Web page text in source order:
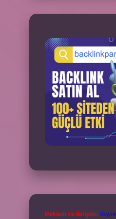
Reklam ve İletişim: